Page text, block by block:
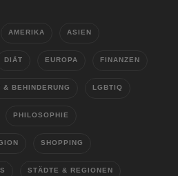
AMERIKA ASIEN
DIÄT EUROPA FINANZEN
& BEHINDERUNG LGBTIQ
PHILOSOPHIE
SHOPPING
STÄDTE & REGIONEN